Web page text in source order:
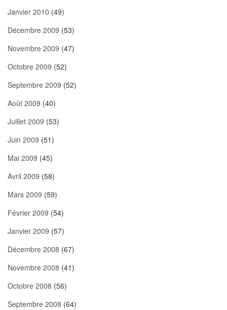
Janvier 2010 (49)
Décembre 2009 (53)
Novembre 2009 (47)
Octobre 2009 (52)
Septembre 2009 (52)
Août 2009 (40)
Juillet 2009 (53)
Juin 2009 (51)
Mai 2009 (45)
Avril 2009 (58)
Mars 2009 (59)
Février 2009 (54)
Janvier 2009 (57)
Décembre 2008 (67)
Novembre 2008 (41)
Octobre 2008 (56)
Septembre 2008 (64)